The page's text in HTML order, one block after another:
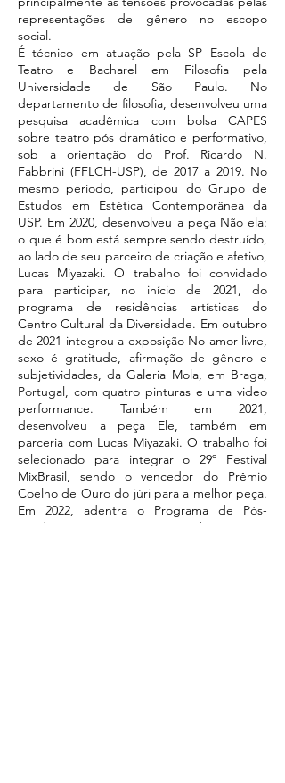
representações de gênero no escopo
social.
É técnico em atuação pela SP Escola de
Teatro e Bacharel em Filosofia pela
Universidade de São Paulo. No
departamento de filosofia, desenvolveu uma
pesquisa acadêmica com bolsa CAPES
sobre teatro pós dramático e performativo,
sob a orientação do Prof. Ricardo N.
Fabbrini (FFLCH-USP), de 2017 a 2019. No
mesmo período, participou do Grupo de
Estudos em Estética Contemporânea da
USP. Em 2020, desenvolveu a peça Não ela:
o que é bom está sempre sendo destruído,
ao lado de seu parceiro de criação e afetivo,
Lucas Miyazaki. O trabalho foi convidado
para participar, no início de 2021, do
programa de residências artísticas do
Centro Cultural da Diversidade. Em outubro
de 2021 integrou a exposição No amor livre,
sexo é gratitude, afirmação de gênero e
subjetividades, da Galeria Mola, em Braga,
Portugal, com quatro pinturas e uma video
performance. Também em 2021,
desenvolveu a peça Ele, também em
parceria com Lucas Miyazaki. O trabalho foi
selecionado para integrar o 29º Festival
MixBrasil, sendo o vencedor do Prêmio
Coelho de Ouro do júri para a melhor peça.
Em 2022, adentra o Programa de Pós-
Graduação em Artes Cênicas da USP com